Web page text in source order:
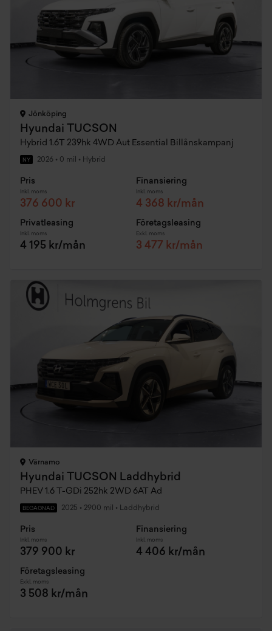
Jönköping
Hyundai TUCSON
Hybrid 1.6T 239hk 4WD Aut Essential Billånskampanj
NY 2026 • 0 mil • Hybrid
Pris
Inkl. moms
376 600 kr
Finansiering
Inkl. moms
4 368 kr/mån
Privatleasing
Inkl. moms
4 195 kr/mån
Företagsleasing
Exkl. moms
3 477 kr/mån
Värnamo
Hyundai TUCSON Laddhybrid
PHEV 1.6 T-GDi 252hk 2WD 6AT Ad
BEGAGNAD 2025 • 2900 mil • Laddhybrid
Pris
Inkl. moms
379 900 kr
Finansiering
Inkl. moms
4 406 kr/mån
Företagsleasing
Exkl. moms
3 508 kr/mån